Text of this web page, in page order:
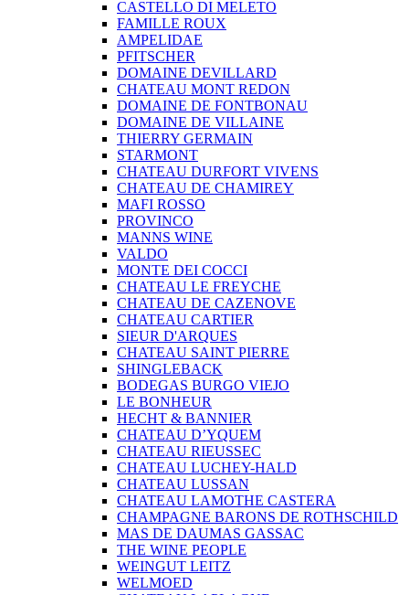
CASTELLO DI MELETO
FAMILLE ROUX
AMPELIDAE
PFITSCHER
DOMAINE DEVILLARD
CHATEAU MONT REDON
DOMAINE DE FONTBONAU
DOMAINE DE VILLAINE
THIERRY GERMAIN
STARMONT
CHATEAU DURFORT VIVENS
CHATEAU DE CHAMIREY
MAFI ROSSO
PROVINCO
MANNS WINE
VALDO
MONTE DEI COCCI
CHATEAU LE FREYCHE
CHATEAU DE CAZENOVE
CHATEAU CARTIER
SIEUR D'ARQUES
CHATEAU SAINT PIERRE
SHINGLEBACK
BODEGAS BURGO VIEJO
LE BONHEUR
HECHT & BANNIER
CHATEAU D’YQUEM
CHATEAU RIEUSSEC
CHATEAU LUCHEY-HALD
CHATEAU LUSSAN
CHATEAU LAMOTHE CASTERA
CHAMPAGNE BARONS DE ROTHSCHILD
MAS DE DAUMAS GASSAC
THE WINE PEOPLE
WEINGUT LEITZ
WELMOED